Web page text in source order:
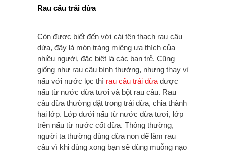
Rau câu trái dừa
Còn được biết đến với cái tên thạch rau câu
dừa, đây là món tráng miệng ưa thích của
nhiều người, đặc biệt là các bạn trẻ. Cũng
giống như rau câu bình thường, nhưng thay vì
nấu với nước lọc thì rau câu trái dừa được
nấu từ nước dừa tươi và bột rau câu. Rau
câu dừa thường đặt trong trái dừa, chia thành
hai lớp. Lớp dưới nấu từ nước dừa tươi, lớp
trên nấu từ nước cốt dừa. Thông thường,
người ta thường dùng dừa non để làm rau
câu vì khi dùng xong bạn sẽ dùng muỗng nạo